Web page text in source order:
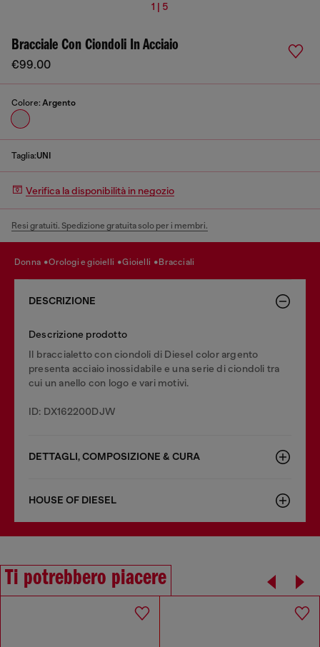
1 | 5
Bracciale Con Ciondoli In Acciaio
€99.00
Colore: Argento
Taglia:UNI
Verifica la disponibilità in negozio
Resi gratuiti. Spedizione gratuita solo per i membri.
donna orologi e gioielli gioielli bracciali
DESCRIZIONE
Descrizione prodotto
Il braccialetto con ciondoli di Diesel color argento
presenta acciaio inossidabile e una serie di ciondoli tra
cui un anello con logo e vari motivi.
ID: DX162200DJW
DETTAGLI, COMPOSIZIONE & CURA
HOUSE OF DIESEL
Ti potrebbero piacere